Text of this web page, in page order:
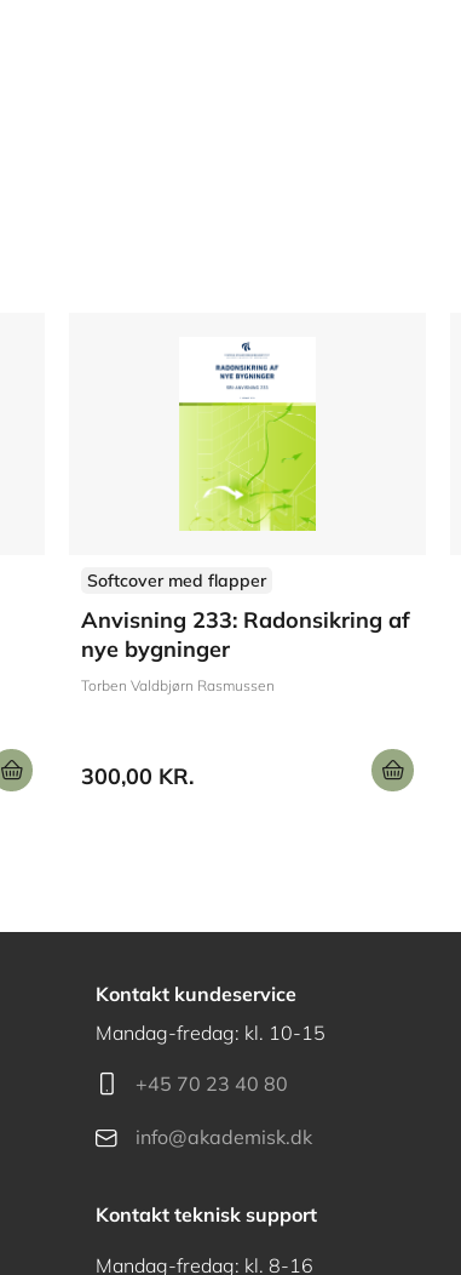
Softcover med flapper
Anvisning 233: Radonsikring af
nye bygninger
Torben Valdbjørn Rasmussen
300,00 KR.
Kontakt kundeservice
Mandag-fredag: kl. 10-15
+45 70 23 40 80
info@akademisk.dk
Kontakt teknisk support
Mandag-fredag: kl. 8-16